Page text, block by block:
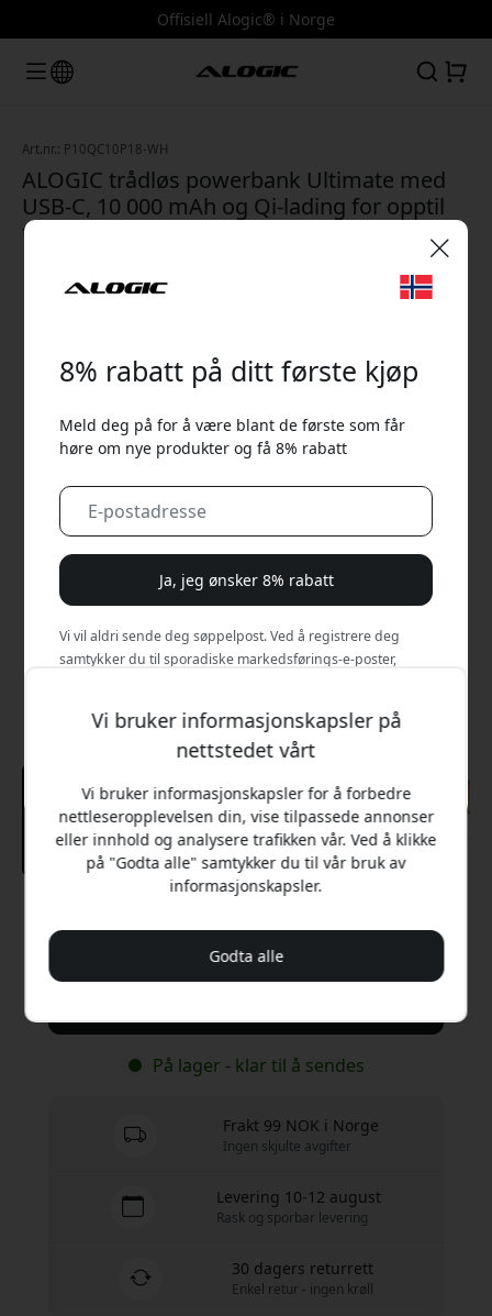
Offisiell Alogic® i Norge
Art.nr.: P10QC10P18-WH
ALOGIC trådløs powerbank Ultimate med
USB-C, 10 000 mAh og Qi-lading for opptil
tre enheter samtidig - Hvit
699 NOK
På lager - klar til å sendes
Frakt 99 NOK i Norge
Ingen skjulte avgifter
Levering 10-12 august
Rask og sporbar levering
30 dagers returrett
Enkel retur - ingen krøll
Vi bruker informasjonskapsler på
nettstedet vårt
Vi bruker informasjonskapsler for å forbedre
nettleseropplevelsen din, vise tilpassede annonser
eller innhold og analysere trafikken vår. Ved å klikke
på "Godta alle" samtykker du til vår bruk av
informasjonskapsler.
Godta alle
8% rabatt på ditt første kjøp
Meld deg på for å være blant de første som får
høre om nye produkter og få 8% rabatt
Ja, jeg ønsker 8% rabatt
Vi vil aldri sende deg søppelpost. Ved å registrere deg
samtykker du til sporadiske markedsførings-e-poster,
Nei, jeg vil heller betale full pris.
🎉 Din rabattkode: